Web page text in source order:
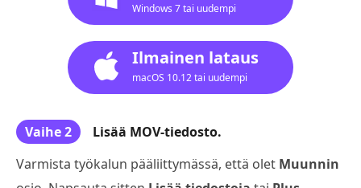
Windows 7 tai uudempi
Ilmainen lataus
macOS 10.12 tai uudempi
Vaihe 2
Lisää MOV-tiedosto.
Varmista työkalun pääliittymässä, että olet Muunnin